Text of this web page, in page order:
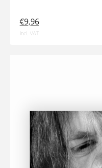
€9,96
incl. VAT